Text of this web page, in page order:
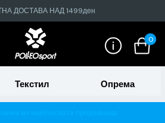
ДОСТАВА НАД 1499ден
0
Текстил Опрема